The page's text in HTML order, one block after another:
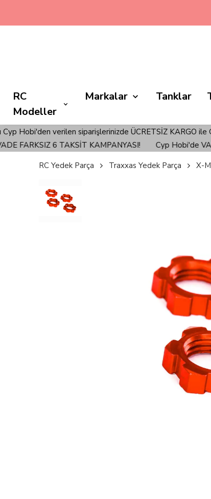
RC
Modeller
Markalar Tanklar
verilen siparişlerinizde ÜCRETSİZ KARGO ile Gönderim
6 TAKSİT KAMPANYASI!
Cyp Hobi'de VADE
RC Yedek Parça Traxxas Yedek Parça X-